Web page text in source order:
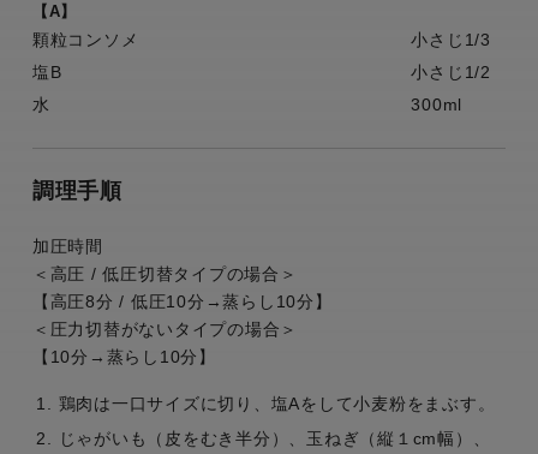
【A】
顆粒コンソメ
小さじ1/3
塩B
小さじ1/2
水
300ml
調理手順
加圧時間
＜高圧 / 低圧切替タイプの場合＞
【高圧8分 / 低圧10分→蒸らし10分】
＜圧力切替がないタイプの場合＞
【10分→蒸らし10分】
鶏肉は一口サイズに切り、塩Aをして小麦粉をまぶす。
じゃがいも（皮をむき半分）、玉ねぎ（縦１cm幅）、